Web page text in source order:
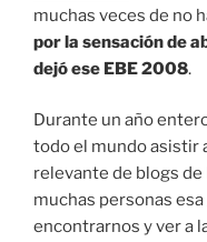
muchas veces de no
por la sensación de
dejó ese EBE 2008.
Durante un año
todo el mundo asistir
relevante de blogs de
muchas personas
encontrarnos y ver a